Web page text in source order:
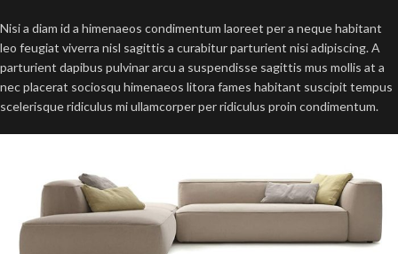
Nisi a diam id a himenaeos condimentum laoreet per a neque habitant
leo feugiat viverra nisl sagittis a curabitur parturient nisi adipiscing. A
parturient dapibus pulvinar arcu a suspendisse sagittis mus mollis at a
nec placerat sociosqu himenaeos litora fames habitant suscipit tempus
scelerisque ridiculus mi ullamcorper per ridiculus proin condimentum.